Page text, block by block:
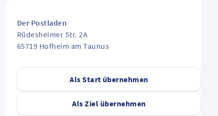
Als Start übernehmen
Als Ziel übernehmen
Der Postladen
Rüdesheimer Str. 2A
65719 Hofheim am Taunus